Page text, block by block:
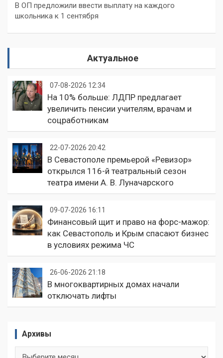
В ОП предложили ввести выплату на каждого
школьника к 1 сентября
Актуальное
07-08-2026 12:34
На 10% больше: ЛДПР предлагает
увеличить пенсии учителям, врачам и
соцработникам
22-07-2026 20:42
В Севастополе премьерой «Ревизор»
открылся 116-й театральный сезон
театра имени А. В. Луначарского
09-07-2026 16:11
Финансовый щит и право на форс-мажор:
как Севастополь и Крым спасают бизнес
в условиях режима ЧС
26-06-2026 21:18
В многоквартирных домах начали
отключать лифты
Архивы